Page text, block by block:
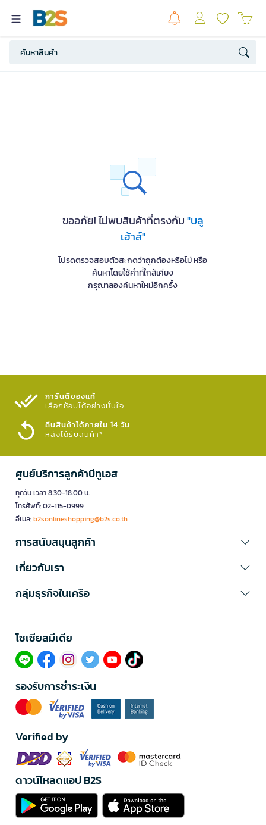
ขออภัย! ไม่พบสินค้าที่ตรงกับ"บลู
เฮ้าส์"
โปรดตรวจสอบตัวสะกดว่าถูกต้องหรือไม่ หรือ
ค้นหาโดยใช้คำที่ใกล้เคียง
กรุณาลองค้นหาใหม่อีกครั้ง
การันตีของแท้
เลือกช้อปได้อย่างมั่นใจ​
คืนสินค้าได้ภายใน 14 วัน
หลังได้รับสินค้า*
ศูนย์บริการลูกค้าบีทูเอส
ทุกวัน เวลา 8.30-18.00 น.
โทรศัพท์: 02-115-0999
อีเมล:b2sonlineshopping@b2s.co.th
การสนับสนุนลูกค้า
เกี่ยวกับเรา
กลุ่มธุรกิจในเครือ
โซเซียลมีเดีย​
รองรับการชำระเงิน
Verified by
ดาวน์โหลดแอป B2S